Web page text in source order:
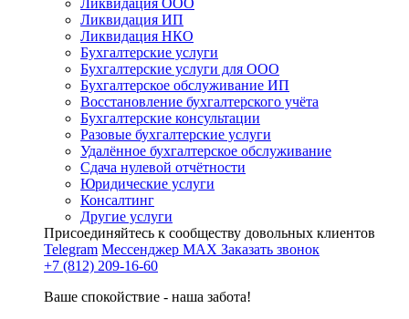
Ликвидация ООО
Ликвидация ИП
Ликвидация НКО
Бухгалтерские услуги
Бухгалтерские услуги для ООО
Бухгалтерское обслуживание ИП
Восстановление бухгалтерского учёта
Бухгалтерские консультации
Разовые бухгалтерские услуги
Удалённое бухгалтерское обслуживание
Сдача нулевой отчётности
Юридические услуги
Консалтинг
Другие услуги
Присоединяйтесь к сообществу довольных клиентов
Telegram Мессенджер MAX Заказать звонок
+7 (812) 209-16-60
Ваше спокойствие - наша забота!